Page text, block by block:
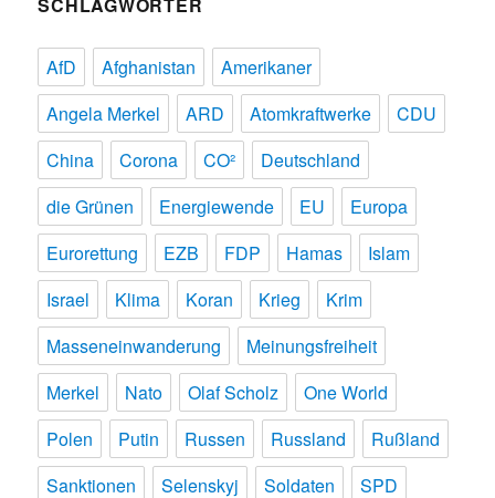
AfD Afghanistan
Amerikaner
Angela Merkel
ARD Atomkraftwerke
CDU
China
Corona CO²
Deutschland
die Grünen
Energiewende EU
Europa
Eurorettung
EZB FDP Hamas
Islam
Israel
Klima Koran Krieg
Krim
Masseneinwanderung
Meinungsfreiheit
Merkel
Nato Olaf Scholz
One World
Polen
Putin Russen Russland
Rußland
Sanktionen
Selenskyj Soldaten
SPD